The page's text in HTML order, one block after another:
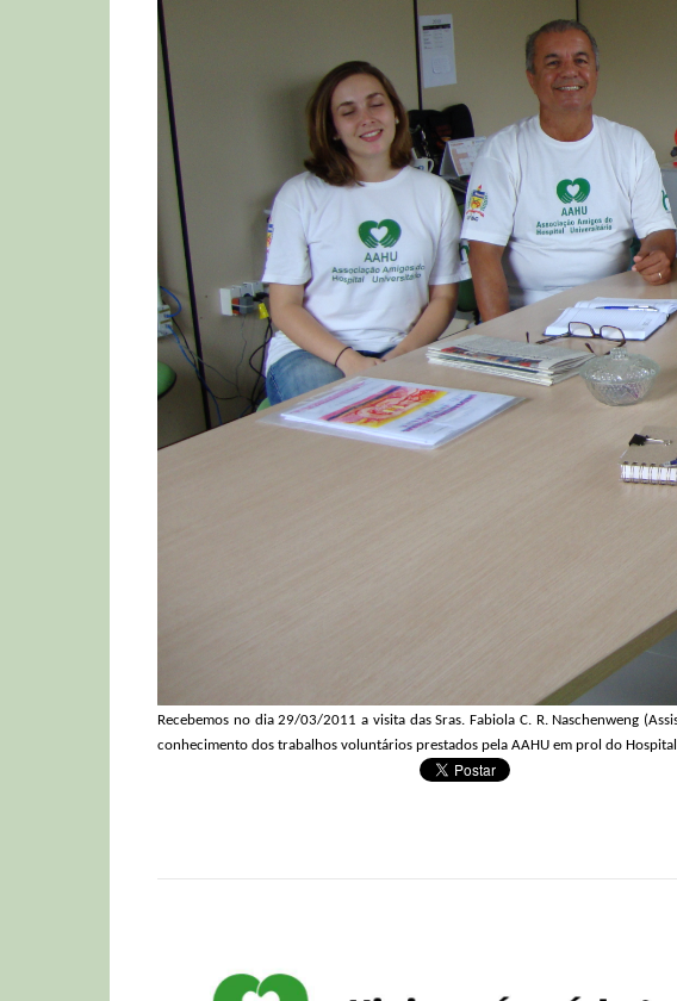
Recebemos no dia 29/03/2011 a visita das Sras. Fabiola C. R. Naschenweng
conhecimento dos trabalhos voluntários prestados pela AAHU em prol do